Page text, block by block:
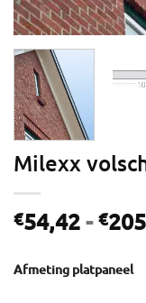
Milexx
€54,42- €
Afmeting platpaneel